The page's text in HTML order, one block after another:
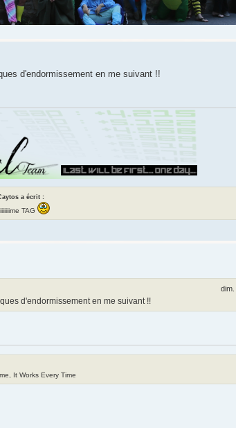
d'endormissement en me suivant !!
a écrit :
TAG
d'endormissement en me suivant !!
It Works Every Time